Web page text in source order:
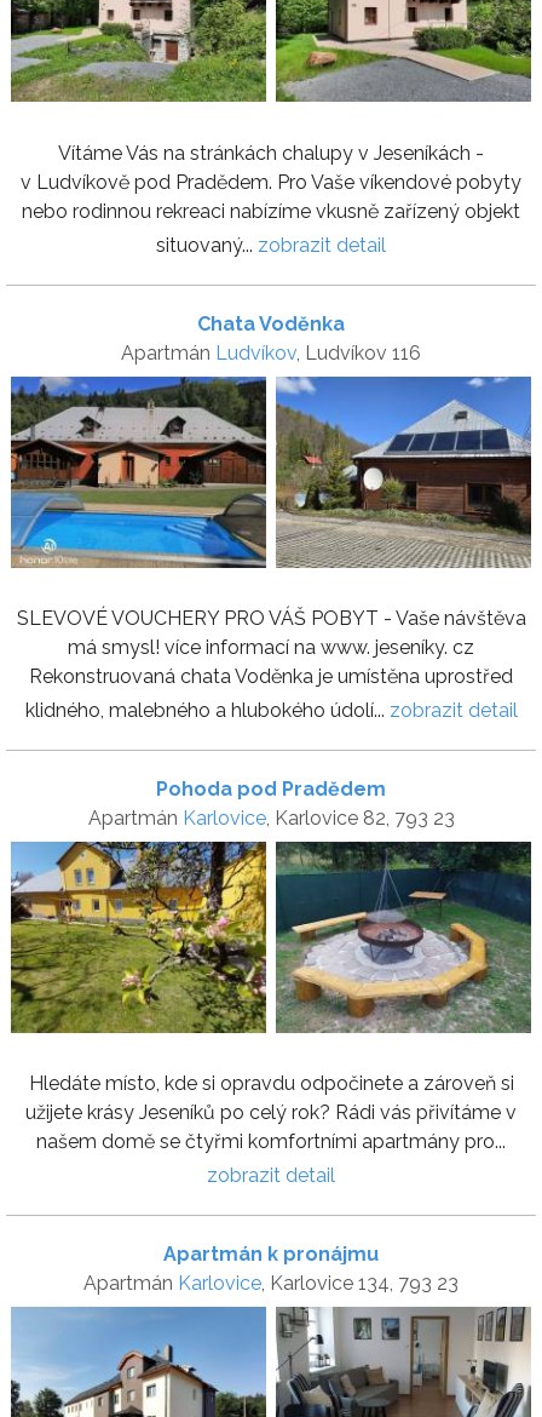
Vítáme Vás na stránkách chalupy v Jeseníkách -
v Ludvíkově pod Pradědem. Pro Vaše víkendové pobyty
nebo rodinnou rekreaci nabízíme vkusně zařízený objekt
situovaný... zobrazit detail
Chata Voděnka
Apartmán Ludvíkov , Ludvíkov 116
SLEVOVÉ VOUCHERY PRO VÁŠ POBYT - Vaše návštěva
má smysl! více informací na www. jeseníky. cz
Rekonstruovaná chata Voděnka je umístěna uprostřed
klidného, malebného a hlubokého údolí... zobrazit detail
Pohoda pod Pradědem
Apartmán Karlovice, Karlovice 82, 793 23
Hledáte místo, kde si opravdu odpočinete a zároveň si
užijete krásy Jeseníků po celý rok? Rádi vás přivítáme v
našem domě se čtyřmi komfortními apartmány pro...
zobrazit detail
Apartmán k pronájmu
Apartmán Karlovice, Karlovice 134, 793 23